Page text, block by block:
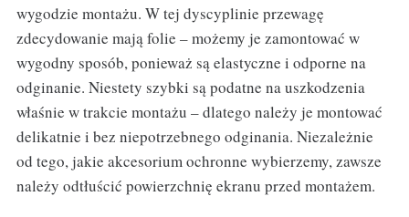
wygodzie montażu. W tej dyscyplinie przewagę
zdecydowanie mają folie – możemy je zamontować w
wygodny sposób, ponieważ są elastyczne i odporne na
odginanie. Niestety szybki są podatne na uszkodzenia
właśnie w trakcie montażu – dlatego należy je montować
delikatnie i bez niepotrzebnego odginania. Niezależnie
od tego, jakie akcesorium ochronne wybierzemy, zawsze
należy odtłuścić powierzchnię ekranu przed montażem.